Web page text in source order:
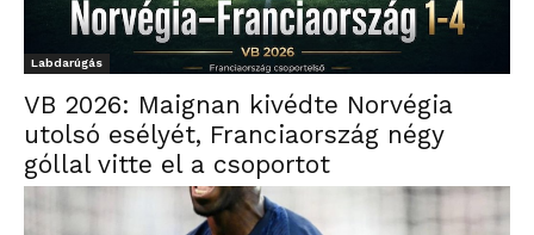
Labdarúgás
VB 2026: Maignan kivédte Norvégia
utolsó esélyét, Franciaország négy
góllal vitte el a csoportot